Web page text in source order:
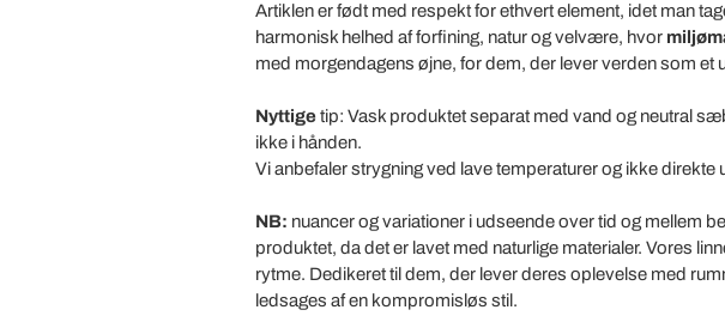
Artiklen er født med respekt for ethvert element, idet man
harmonisk helhed af forfining, natur og velvære, hvor
med morgendagens øjne, for dem, der lever verden som et
Nyttigetip: Vask produktet separat med vand og neutral
ikke i hånden.
Vi anbefaler strygning ved lave temperaturer og ikke
NB: nuancer og variationer i udseende over tid og mellem
produktet, da det er lavet med naturlige materialer. Vores
rytme. Dedikeret til dem, der lever deres oplevelse med
ledsages af en kompromisløs stil.